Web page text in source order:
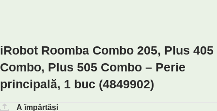
iRobot Roomba Combo 205, Plus 405
Combo, Plus 505 Combo – Perie
principală, 1 buc (4849902)
A împărtăși